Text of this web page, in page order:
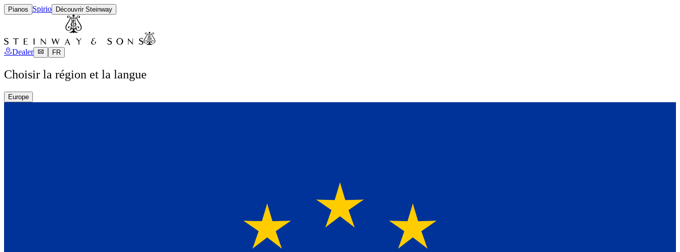
Pianos Spirio Découvrir Steinway
Dealer FR
Choisir la région et la langue
Europe